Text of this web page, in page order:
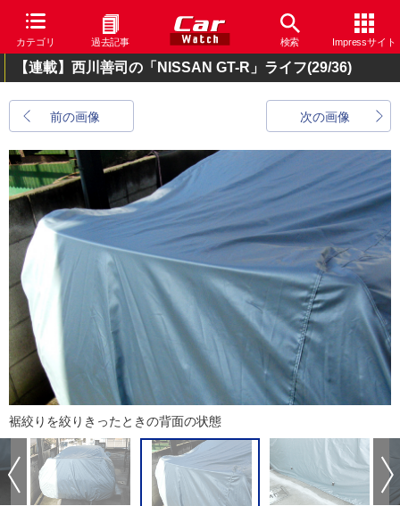
カテゴリ 過去記事 検索 Impressサイト
【連載】西川善司の「NISSAN GT-R」ライフ(29/36)
前の画像 次の画像
裾絞りを絞りきったときの背面の状態